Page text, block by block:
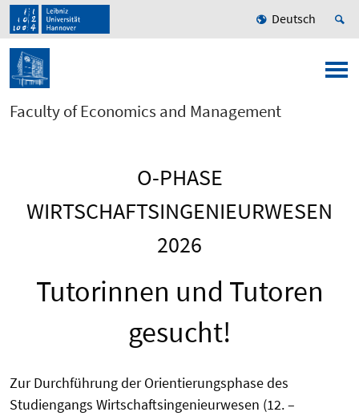
Deutsch
Faculty of Economics and Management
O-PHASE
WIRTSCHAFTSINGENIEURWESEN
2026
Tutorinnen und Tutoren
gesucht!
Zur Durchführung der Orientierungsphase des
Studiengangs Wirtschaftsingenieurwesen (12. –